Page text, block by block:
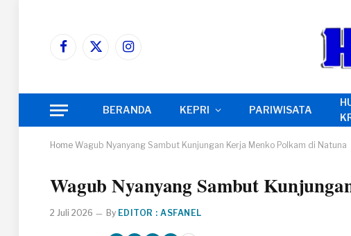
Facebook
X
Instagram
BERANDA KEPRI PARIWISATA
Home Wagub Nyanyang Sambut Kunjungan Kerja Menko Polkam di Natuna
Wagub Nyanyang Sambut
2 Juli 2026 By EDITOR : ASFANEL